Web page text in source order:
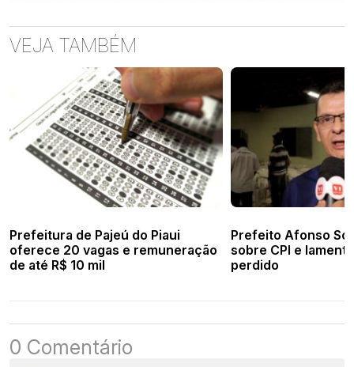
VEJA TAMBÉM
Prefeitura de Pajeú do Piaui
oferece 20 vagas e remuneração
de até R$ 10 mil
Prefeito Afonso
sobre CPI e
perdido
0 Comentário